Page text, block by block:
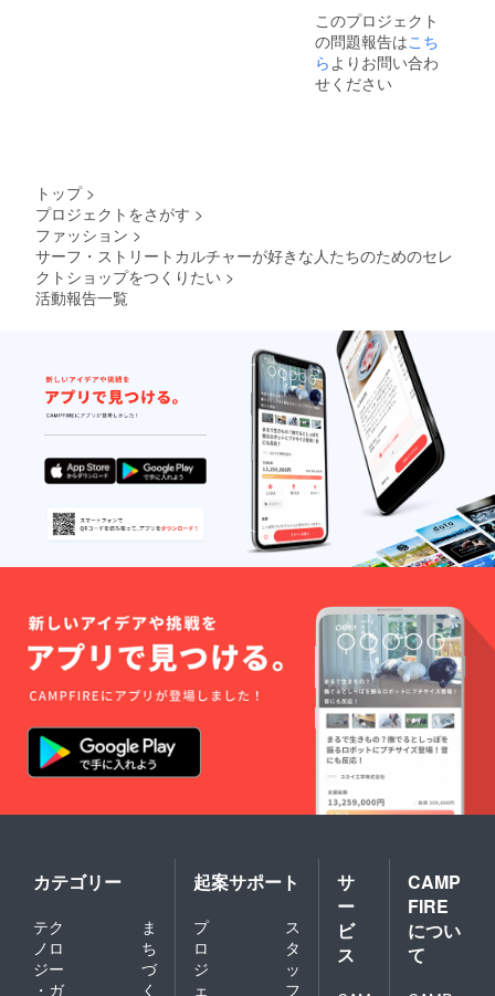
（※ニッ
クネー
ム可）
このプロジェクト
の問題報告はこち
らよりお問い合わ
せください
トップ >
プロジェクトをさがす >
ファッション >
サーフ・ストリートカルチャーが好きな人たちのためのセレ
クトショップをつくりたい >
活動報告一覧
カテゴリー
テク
ノロ
ジー
・ガ
ま
ち
づ
く
起案サポート
プ
ロ
ジ
ェ
ス
タ
ッ
フ
サ
ー
ビ
ス
CAMP
FIRE
につい
て